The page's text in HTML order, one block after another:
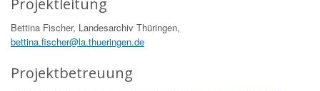
Projektleitung
Bettina Fischer, Landesarchiv Thüringen,
bettina.fischer@la.thueringen.de
Projektbetreuung